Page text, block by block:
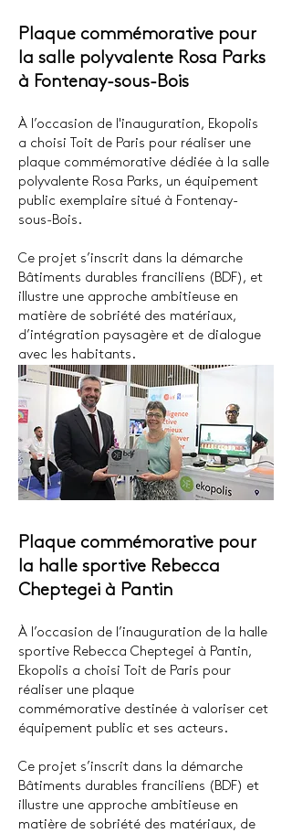
Plaque commémorative pour
la salle polyvalente Rosa Parks
à Fontenay-sous-Bois
À l’occasion de l'inauguration, Ekopolis
a choisi Toit de Paris pour réaliser une
plaque commémorative dédiée à la salle
polyvalente Rosa Parks, un équipement
public exemplaire situé à Fontenay-
sous-Bois.
Ce projet s’inscrit dans la démarche
Bâtiments durables franciliens (BDF), et
illustre une approche ambitieuse en
matière de sobriété des matériaux,
d’intégration paysagère et de dialogue
avec les habitants.​
Plaque commémorative pour
la halle sportive Rebecca
Cheptegei à Pantin
À l’occasion de l’inauguration de la halle
sportive Rebecca Cheptegei à Pantin,
Ekopolis a choisi Toit de Paris pour
réaliser une plaque
commémorative destinée à valoriser cet
équipement public et ses acteurs.
​Ce projet s’inscrit dans la démarche
Bâtiments durables franciliens (BDF) et
illustre une approche ambitieuse en
matière de sobriété des matériaux, de